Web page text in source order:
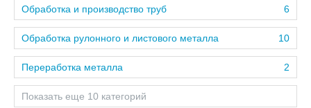
6
Обработка и производство труб
10
Обработка рулонного и листового металла
2
Переработка металла
Показать еще 10 категорий